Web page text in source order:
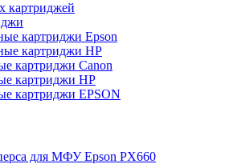
картриджей
картриджи Epson
картриджи НР
картриджи Canon
картриджи HP
картриджи EPSON
для МФУ Epson PX660